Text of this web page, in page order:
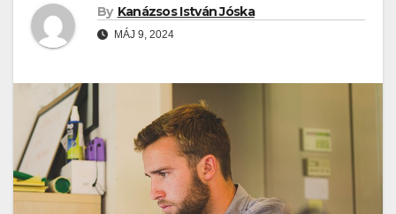
By Kanázsos István Jóska
MÁJ 9, 2024